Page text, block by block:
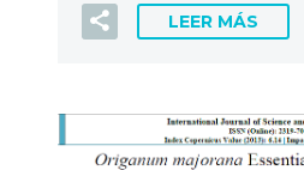
LEER MÁS